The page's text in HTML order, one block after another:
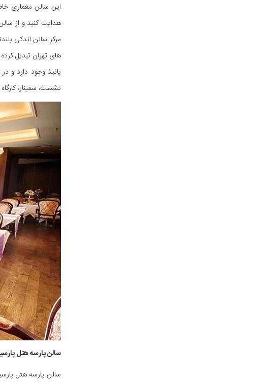
این سالن معماری
هدایت کنید و از
مرکز سالن اندکی
های تهران تبدیل
پانیذ وجود دارد و
نشست، سمینار،
سالن پارسه هتل
سالن پارسه هتل